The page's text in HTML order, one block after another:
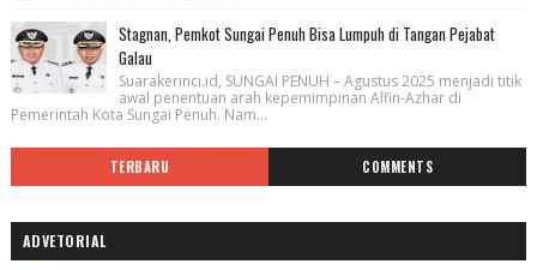
Stagnan, Pemkot Sungai Penuh Bisa Lumpuh di Tangan Pejabat
Galau
Suarakerinci.id, SUNGAI PENUH – Agustus 2025 menjadi titik
awal penentuan arah kepemimpinan Alfin-Azhar di
Pemerintah Kota Sungai Penuh. Nam...
TERBARU COMMENTS
ADVETORIAL